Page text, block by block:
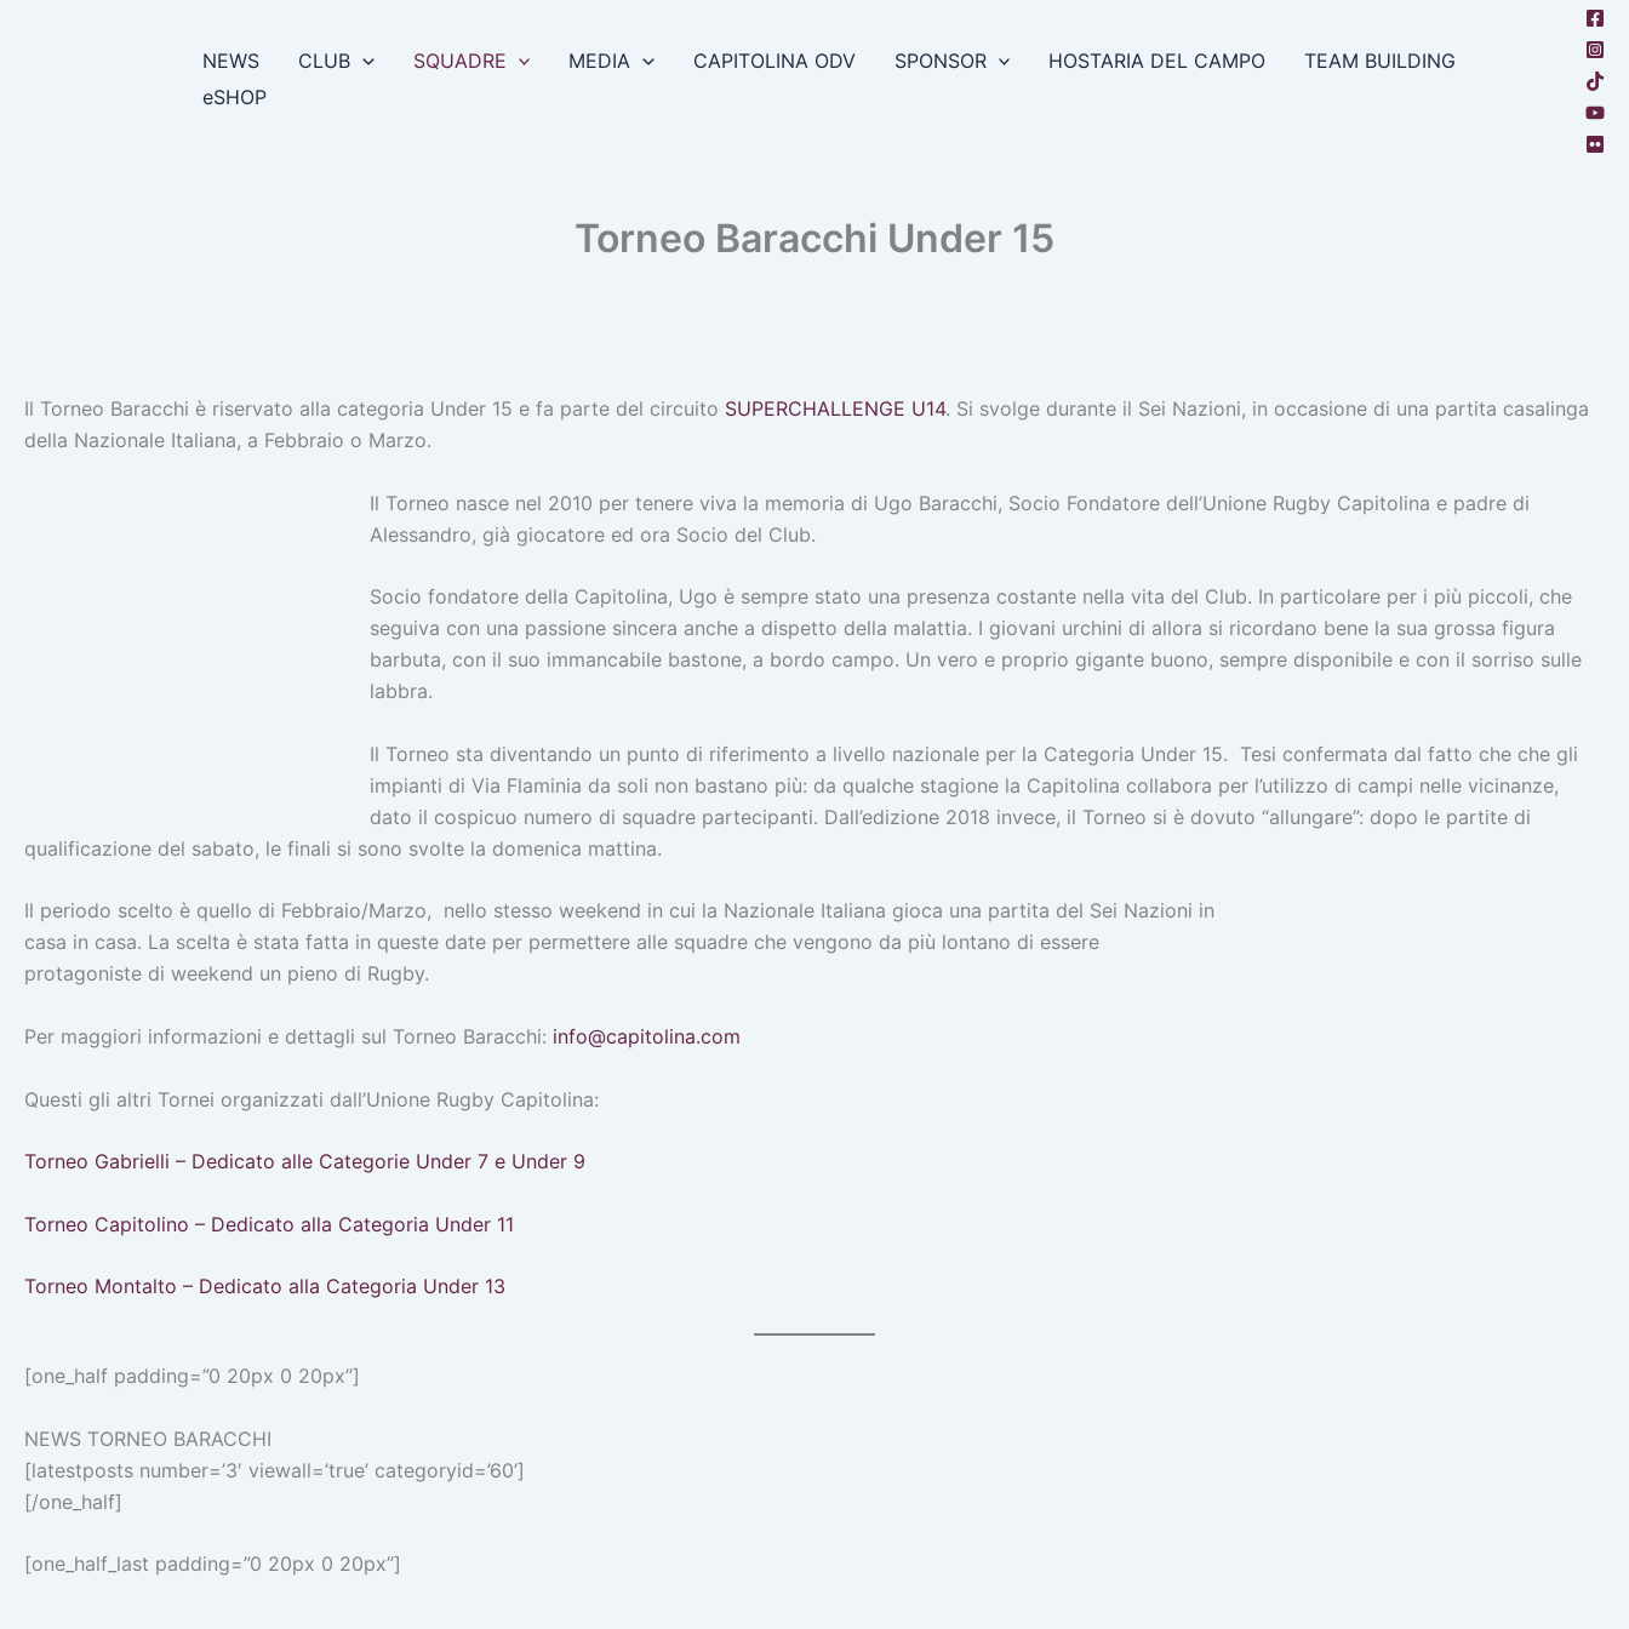
NEWS CLUB SQUADRE MEDIA CAPITOLINA ODV SPONSOR HOSTARIA DEL CAMPO
TEAM BUILDING
eSHOP
Torneo Baracchi Under 15
Il Torneo Baracchi è riservato alla categoria Under 15 e fa parte del circuito SUPERCHALLENGE U14. Si svolge durante il Sei Nazioni, in occasione di una partita casalinga
della Nazionale Italiana, a Febbraio o Marzo.
Il Torneo nasce nel 2010 per tenere viva la memoria di Ugo Baracchi, Socio Fondatore dell’Unione Rugby Capitolina e padre di
Alessandro, già giocatore ed ora Socio del Club.
Socio fondatore della Capitolina, Ugo è sempre stato una presenza costante nella vita del Club. In particolare per i più piccoli, che
seguiva con una passione sincera anche a dispetto della malattia. I giovani urchini di allora si ricordano bene la sua grossa figura
barbuta, con il suo immancabile bastone, a bordo campo. Un vero e proprio gigante buono, sempre disponibile e con il sorriso sulle
labbra.
Il Torneo sta diventando un punto di riferimento a livello nazionale per la Categoria Under 15. Tesi confermata dal fatto che che gli
impianti di Via Flaminia da soli non bastano più: da qualche stagione la Capitolina collabora per l’utilizzo di campi nelle vicinanze,
dato il cospicuo numero di squadre partecipanti. Dall’edizione 2018 invece, il Torneo si è dovuto “allungare”: dopo le partite di
qualificazione del sabato, le finali si sono svolte la domenica mattina.
Il periodo scelto è quello di Febbraio/Marzo, nello stesso weekend in cui la Nazionale Italiana gioca una partita del Sei Nazioni in
casa in casa. La scelta è stata fatta in queste date per permettere alle squadre che vengono da più lontano di essere
protagoniste di weekend un pieno di Rugby.
Per maggiori informazioni e dettagli sul Torneo Baracchi: info@capitolina.com
Questi gli altri Tornei organizzati dall’Unione Rugby Capitolina:
Torneo Gabrielli – Dedicato alle Categorie Under 7 e Under 9
Torneo Capitolino – Dedicato alla Categoria Under 11
Torneo Montalto – Dedicato alla Categoria Under 13
[one_half padding=”0 20px 0 20px”]
NEWS TORNEO BARACCHI
[latestposts number=’3′ viewall=’true’ categoryid=’60’]
[/one_half]
[one_half_last padding=”0 20px 0 20px”]